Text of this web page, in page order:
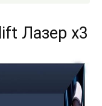
Лазер x3